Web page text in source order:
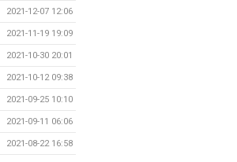
2021-12-07 12:06
2021-11-19 19:09
2021-10-30 20:01
2021-10-12 09:38
2021-09-25 10:10
2021-09-11 06:06
2021-08-22 16:58